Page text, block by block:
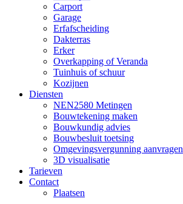
Carport
Garage
Erfafscheiding
Dakterras
Erker
Overkapping of Veranda
Tuinhuis of schuur
Kozijnen
Diensten
NEN2580 Metingen
Bouwtekening maken
Bouwkundig advies
Bouwbesluit toetsing
Omgevingsvergunning aanvragen
3D visualisatie
Tarieven
Contact
Plaatsen